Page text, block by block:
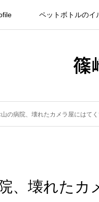
ペットボトルの
篠
の病院、壊れたカメラ屋にはてく
、壊れたカ